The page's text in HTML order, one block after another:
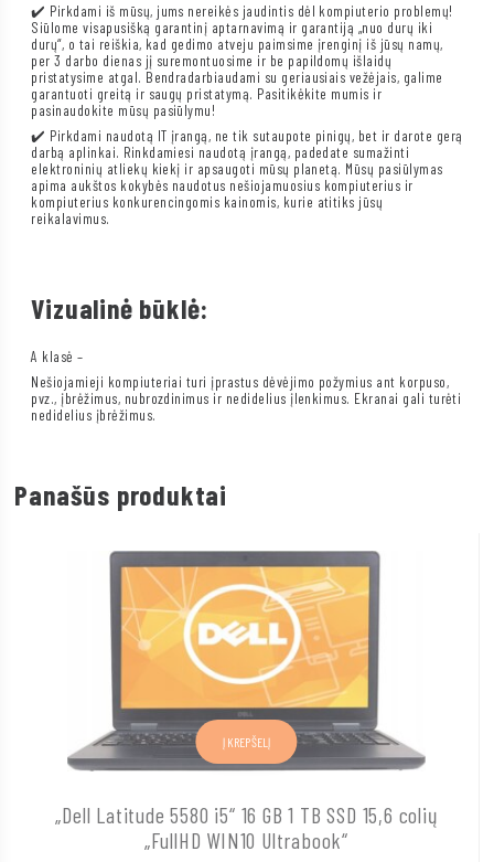
✔️ Pirkdami iš mūsų, jums nereikės jaudintis dėl kompiuterio problemų!
Siūlome visapusišką garantinį aptarnavimą ir garantiją „nuo durų iki
durų“, o tai reiškia, kad gedimo atveju paimsime įrenginį iš jūsų namų,
per 3 darbo dienas jį suremontuosime ir be papildomų išlaidų
pristatysime atgal. Bendradarbiaudami su geriausiais vežėjais, galime
garantuoti greitą ir saugų pristatymą. Pasitikėkite mumis ir
pasinaudokite mūsų pasiūlymu!
✔️ Pirkdami naudotą IT įrangą, ne tik sutaupote pinigų, bet ir darote gerą
darbą aplinkai. Rinkdamiesi naudotą įrangą, padedate sumažinti
elektroninių atliekų kiekį ir apsaugoti mūsų planetą. Mūsų pasiūlymas
apima aukštos kokybės naudotus nešiojamuosius kompiuterius ir
kompiuterius konkurencingomis kainomis, kurie atitiks jūsų
reikalavimus.
Vizualinė būklė:
A klasė –
Nešiojamieji kompiuteriai turi įprastus dėvėjimo požymius ant korpuso,
pvz., įbrėžimus, nubrozdinimus ir nedidelius įlenkimus. Ekranai gali turėti
nedidelius įbrėžimus.
Panašūs produktai
„Dell Latitude 5580 i5“ 16 GB 1 TB SSD 15,6 colių
„FullHD WIN10 Ultrabook“
Į KREPŠELĮ